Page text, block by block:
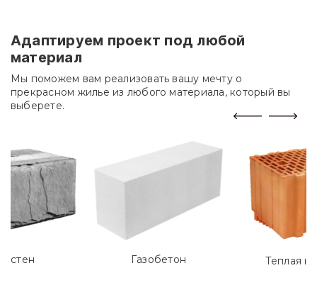
Адаптируем проект под любой
материал
Мы поможем вам реализовать вашу мечту о
прекрасном жилье из любого материала, который вы
выберете.
Газобетон Теплая